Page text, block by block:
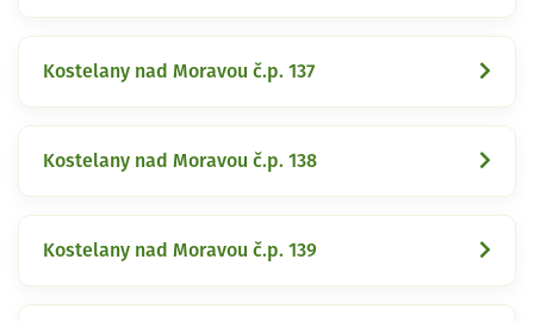
Kostelany nad Moravou č.p. 137
Kostelany nad Moravou č.p. 138
Kostelany nad Moravou č.p. 139